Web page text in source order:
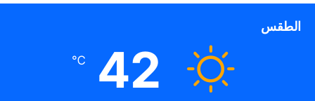
الطقس
42
℃